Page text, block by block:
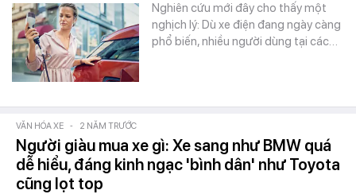
Nghiên cứu mới đây cho thấy một
nghịch lý: Dù xe điện đang ngày càng
phổ biến, nhiều người dùng tại các…
VĂN HÓA XE - 2 NĂM TRƯỚC
Người giàu mua xe gì: Xe sang như BMW quá
dễ hiểu, đáng kinh ngạc 'bình dân' như Toyota
cũng lọt top